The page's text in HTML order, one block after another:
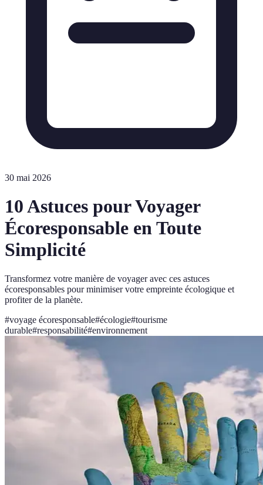
30 mai 2026
10 Astuces pour Voyager
Écoresponsable en Toute
Simplicité
Transformez votre manière de voyager avec ces astuces
écoresponsables pour minimiser votre empreinte écologique et
profiter de la planète.
#voyage écoresponsable#écologie#tourisme
durable#responsabilité#environnement